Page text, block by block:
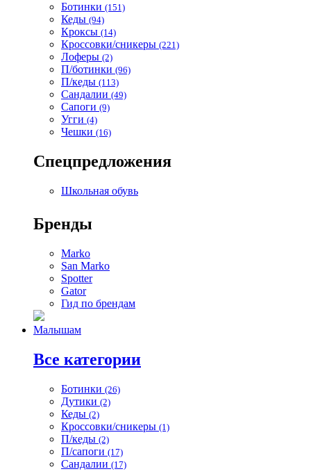
Ботинки (151)
Кеды (94)
Кроксы (14)
Кроссовки/сникеры (221)
Лоферы (2)
П/ботинки (96)
П/кеды (113)
Сандалии (49)
Сапоги (9)
Угги (4)
Чешки (16)
Спецпредложения
Школьная обувь
Бренды
Marko
San Marko
Spotter
Gator
Гид по брендам
Малышам
Все категории
Ботинки (26)
Дутики (2)
Кеды (2)
Кроссовки/сникеры (1)
П/кеды (2)
П/сапоги (17)
Сандалии (17)